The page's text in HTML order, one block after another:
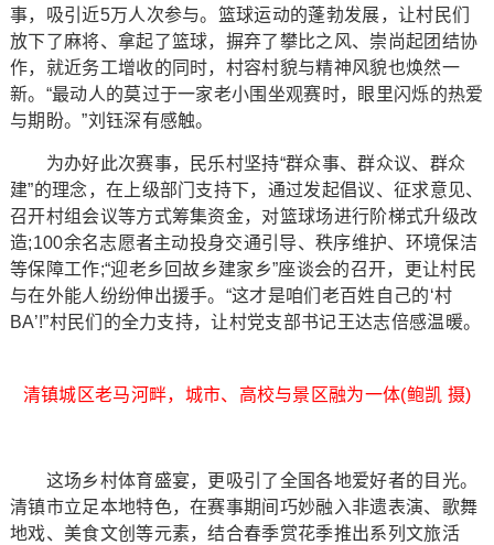
事，吸引近5万人次参与。篮球运动的蓬勃发展，让村民们
放下了麻将、拿起了篮球，摒弃了攀比之风、崇尚起团结协
作，就近务工增收的同时，村容村貌与精神风貌也焕然一
新。“最动人的莫过于一家老小围坐观赛时，眼里闪烁的热爱
与期盼。”刘钰深有感触。
为办好此次赛事，民乐村坚持“群众事、群众议、群众
建”的理念，在上级部门支持下，通过发起倡议、征求意见、
召开村组会议等方式筹集资金，对篮球场进行阶梯式升级改
造;100余名志愿者主动投身交通引导、秩序维护、环境保洁
等保障工作;“迎老乡回故乡建家乡”座谈会的召开，更让村民
与在外能人纷纷伸出援手。“这才是咱们老百姓自己的‘村
BA’!”村民们的全力支持，让村党支部书记王达志倍感温暖。
清镇城区老马河畔，城市、高校与景区融为一体(鲍凯 摄)
这场乡村体育盛宴，更吸引了全国各地爱好者的目光。
清镇市立足本地特色，在赛事期间巧妙融入非遗表演、歌舞
地戏、美食文创等元素，结合春季赏花季推出系列文旅活